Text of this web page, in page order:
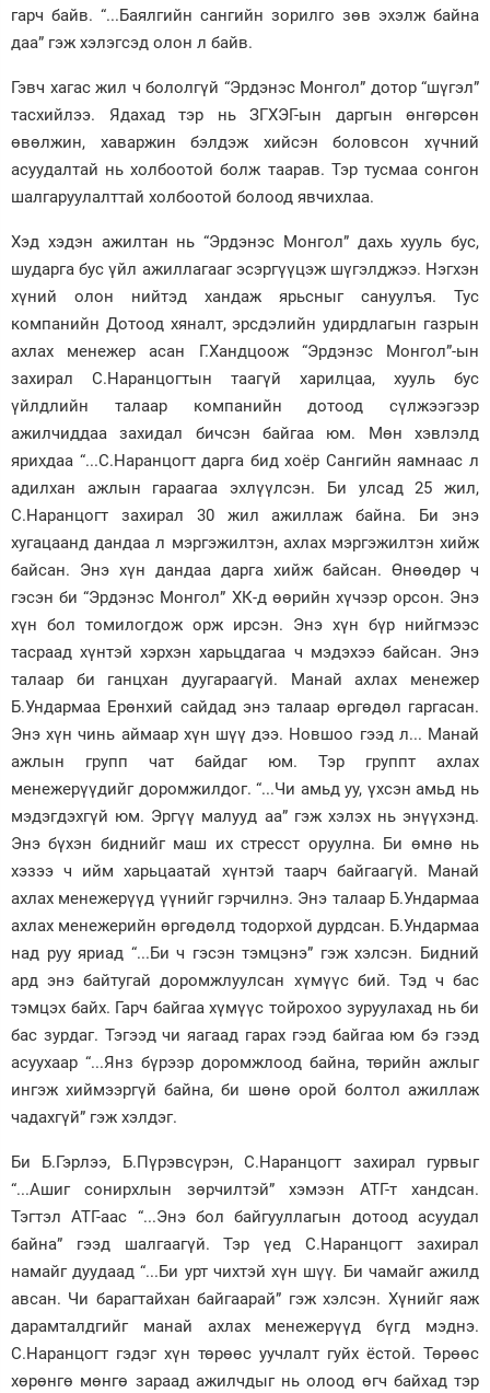
гарч байв. “...Баялгийн сангийн зорилго зөв эхэлж байна
даа” гэж хэлэгсэд олон л байв.
Гэвч хагас жил ч бололгүй “Эрдэнэс Монгол” дотор “шүгэл”
тасхийлээ. Ядахад тэр нь ЗГХЭГ-ын даргын өнгөрсөн
өвөлжин, хаваржин бэлдэж хийсэн боловсон хүчний
асуудалтай нь холбоотой болж таарав. Тэр тусмаа сонгон
шалгаруулалттай холбоотой болоод явчихлаа.
Хэд хэдэн ажилтан нь “Эрдэнэс Монгол” дахь хууль бус,
шударга бус үйл ажиллагааг эсэргүүцэж шүгэлджээ. Нэгхэн
хүний олон нийтэд хандаж ярьсныг сануулъя. Тус
компанийн Дотоод хяналт, эрсдэлийн удирдлагын газрын
ахлах менежер асан Г.Хандцоож “Эрдэнэс Монгол”-ын
захирал С.Наранцогтын таагүй харилцаа, хууль бус
үйлдлийн талаар компанийн дотоод сүлжээгээр
ажилчиддаа захидал бичсэн байгаа юм. Мөн хэвлэлд
ярихдаа “...С.Наранцогт дарга бид хоёр Сангийн яамнаас л
адилхан ажлын гараагаа эхлүүлсэн. Би улсад 25 жил,
С.Наранцогт захирал 30 жил ажиллаж байна. Би энэ
хугацаанд дандаа л мэргэжилтэн, ахлах мэргэжилтэн хийж
байсан. Энэ хүн дандаа дарга хийж байсан. Өнөөдөр ч
гэсэн би “Эрдэнэс Монгол” ХК-д өөрийн хүчээр орсон. Энэ
хүн бол томилогдож орж ирсэн. Энэ хүн бүр нийгмээс
тасраад хүнтэй хэрхэн харьцдагаа ч мэдэхээ байсан. Энэ
талаар би ганцхан дуугараагүй. Манай ахлах менежер
Б.Ундармаа Ерөнхий сайдад энэ талаар өргөдөл гаргасан.
Энэ хүн чинь аймаар хүн шүү дээ. Новшоо гээд л... Манай
ажлын групп чат байдаг юм. Тэр группт ахлах
менежерүүдийг доромжилдог. “...Чи амьд уу, үхсэн амьд нь
мэдэгдэхгүй юм. Эргүү малууд аа” гэж хэлэх нь энүүхэнд.
Энэ бүхэн биднийг маш их стресст оруулна. Би өмнө нь
хэзээ ч ийм харьцаатай хүнтэй таарч байгаагүй. Манай
ахлах менежерүүд үүнийг гэрчилнэ. Энэ талаар Б.Ундармаа
ахлах менежерийн өргөдөлд тодорхой дурдсан. Б.Ундармаа
над руу яриад “...Би ч гэсэн тэмцэнэ” гэж хэлсэн. Бидний
ард энэ байтугай доромжлуулсан хүмүүс бий. Тэд ч бас
тэмцэх байх. Гарч байгаа хүмүүс тойрохоо зуруулахад нь би
бас зурдаг. Тэгээд чи яагаад гарах гээд байгаа юм бэ гээд
асуухаар “...Янз бүрээр доромжлоод байна, төрийн ажлыг
ингэж хиймээргүй байна, би шөнө орой болтол ажиллаж
чадахгүй” гэж хэлдэг.
Би Б.Гэрлээ, Б.Пүрэвсүрэн, С.Наранцогт захирал гурвыг
“...Ашиг сонирхлын зөрчилтэй” хэмээн АТГ-т хандсан.
Тэгтэл АТГ-аас “...Энэ бол байгууллагын дотоод асуудал
байна” гээд шалгаагүй. Тэр үед С.Наранцогт захирал
намайг дуудаад “...Би урт чихтэй хүн шүү. Би чамайг ажилд
авсан. Чи барагтайхан байгаарай” гэж хэлсэн. Хүнийг яаж
дарамталдгийг манай ахлах менежерүүд бүгд мэднэ.
С.Наранцогт гэдэг хүн төрөөс уучлалт гуйх ёстой. Төрөөс
хөрөнгө мөнгө зараад ажилчдыг нь олоод өгч байхад тэр